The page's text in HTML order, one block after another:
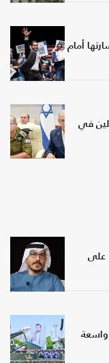
أمام
في
على
واسعة